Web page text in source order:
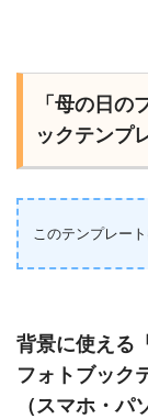
「母の日の
ックテンプ
このテンプレート
背景に使える
フォトブック
（スマホ・パ